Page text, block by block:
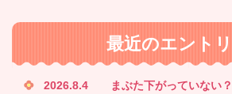
最近のエント
2026.8.4 まぶた下がっていない？